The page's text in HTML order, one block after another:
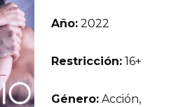
Año: 2022
Restricción: 16+
Género: Acción,